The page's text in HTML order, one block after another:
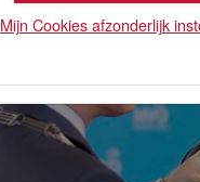
Mijn Cookies afzonderlijk